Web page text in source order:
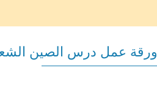
ورقة عمل درس الصين